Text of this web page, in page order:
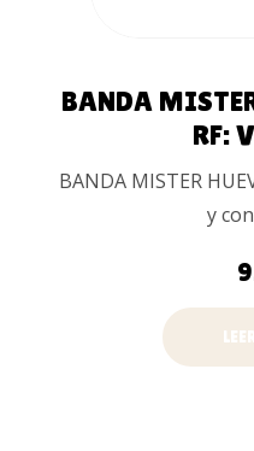
BANDA
RF:
BANDA MISTER
y